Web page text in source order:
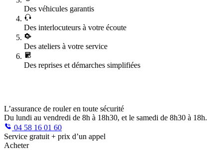
Des véhicules garantis
Des interlocuteurs à votre écoute
Des ateliers à votre service
Des reprises et démarches simplifiées
L’assurance de rouler en toute sécurité
Du lundi au vendredi de 8h à 18h30, et le samedi de 8h30 à 18h.
04 58 16 01 60
Service gratuit + prix d’un appel
Acheter